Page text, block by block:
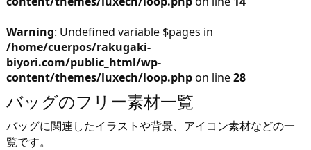
Warning: Undefined variable $pages in
/home/cuerpos/rakugaki-
biyori.com/public_html/wp-
content/themes/luxech/loop.phpon line28
バッグのフリー素材一覧
バッグに関連したイラストや背景、アイコン素材などの一
覧です。